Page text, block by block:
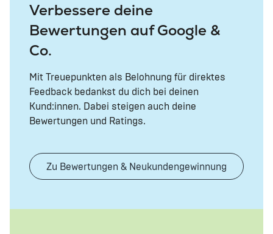
Verbessere deine
Bewertungen auf Google &
Co.
Mit Treuepunkten als Belohnung für direktes
Feedback bedankst du dich bei deinen
Kund:innen. Dabei steigen auch deine
Bewertungen und Ratings.
Zu Bewertungen & Neukundengewinnung